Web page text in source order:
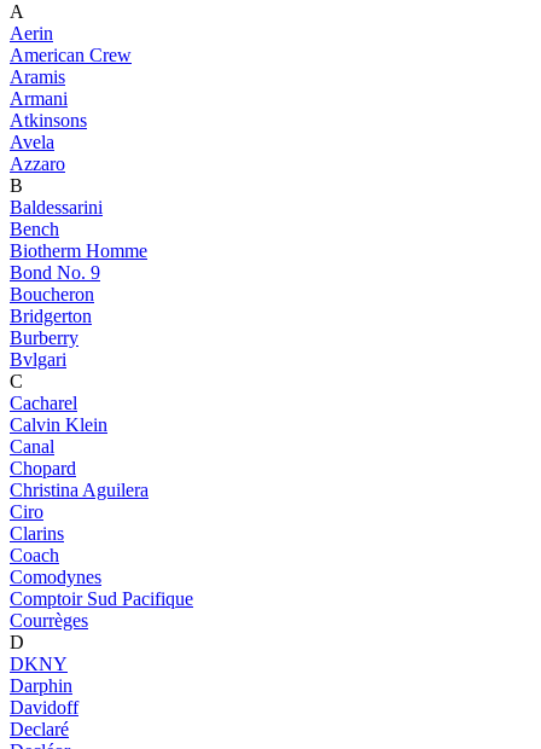
A
Aerin
American Crew
Aramis
Armani
Atkinsons
Avela
Azzaro
B
Baldessarini
Bench
Biotherm Homme
Bond No. 9
Boucheron
Bridgerton
Burberry
Bvlgari
C
Cacharel
Calvin Klein
Canal
Chopard
Christina Aguilera
Ciro
Clarins
Coach
Comodynes
Comptoir Sud Pacifique
Courrèges
D
DKNY
Darphin
Davidoff
Declaré